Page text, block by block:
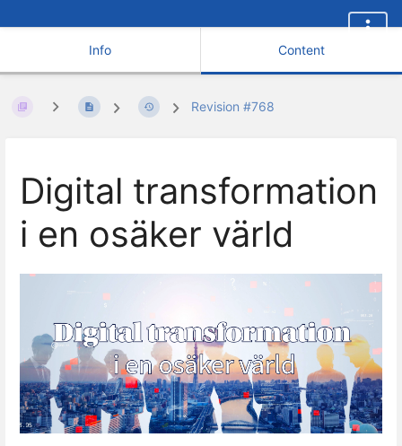
Info Content
Revision #768
Digital transformation
i en osäker värld